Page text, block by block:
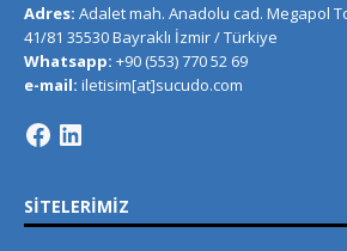
Adres: Adalet mah. Anadolu cad. Megapol
41/81 35530 Bayraklı İzmir / Türkiye
Whatsapp: +90 (553) 770 52 69
e-mail: iletisim[at]sucudo.com
SITELERIMIZ